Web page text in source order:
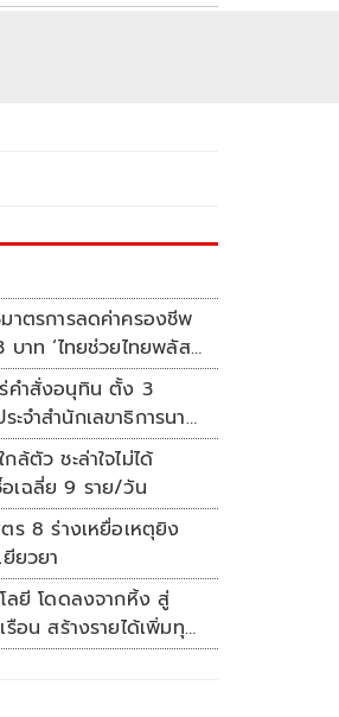
าตรการลดค่าครองชีพ
าท ‘ไทยช่วยไทยพลัส’
ล้าน
คำสั่งอนุทิน ตั้ง 3
ะจำสำนักเลขาธิการนา
ล้ตัว ชะล่าใจไม่ได้
เฉลี่ย 9 ราย/วัน
ร 8 ร่างเหยื่อเหตุยิง
ยวยา
ลยี โดดลงจากหิ้ง สู่
รือน สร้างรายได้เพิ่มทุก